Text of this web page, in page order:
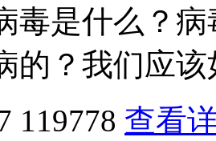
毒是什么？
的？我们应
119778 查看